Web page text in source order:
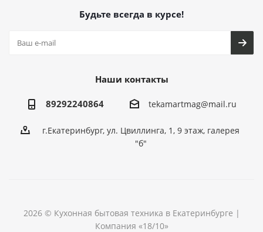
Будьте всегда в курсе!
Наши контакты
89292240864 tekamartmag@mail.ru
г.Екатеринбург, ул. Цвиллинга, 1, 9 этаж, галерея
"б"
2026 © Кухонная бытовая техника в Екатеринбурге |
Компания «18/10»